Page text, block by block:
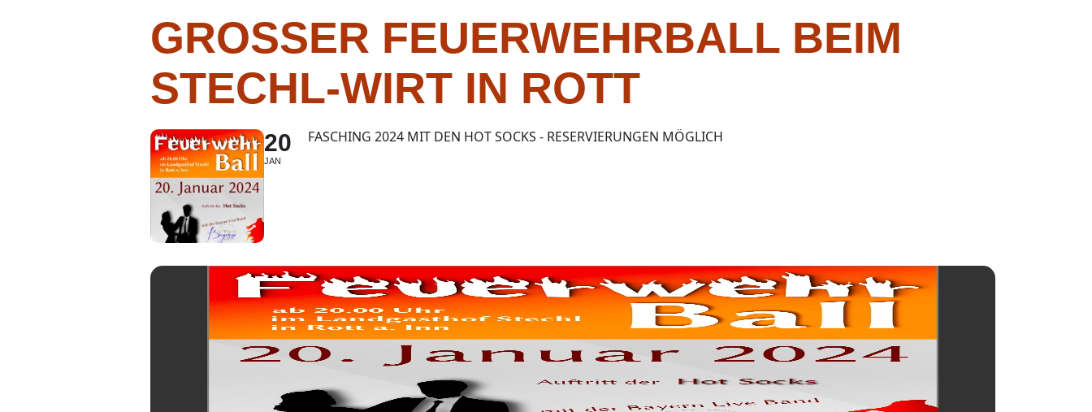
GROSSER FEUERWEHRBALL BEIM S
TECHL-WIRT IN ROTT
20
JAN
FASCHING 2024 MIT DEN HOT SOCKS - RESERVIERUNGEN MÖGLICH